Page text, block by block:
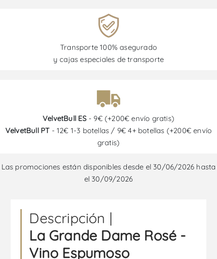
Transporte 100% asegurado
y cajas especiales de transporte
VelvetBull ES- 9€ (+200€ envío gratis)
VelvetBull PT - 12€ 1-3 botellas / 9€ 4+ botellas (+200€ envío
gratis)
Las promociones están disponibles desde el 30/06/2026 hasta
el 30/09/2026
Descripción |
La Grande Dame Rosé -
Vino Espumoso